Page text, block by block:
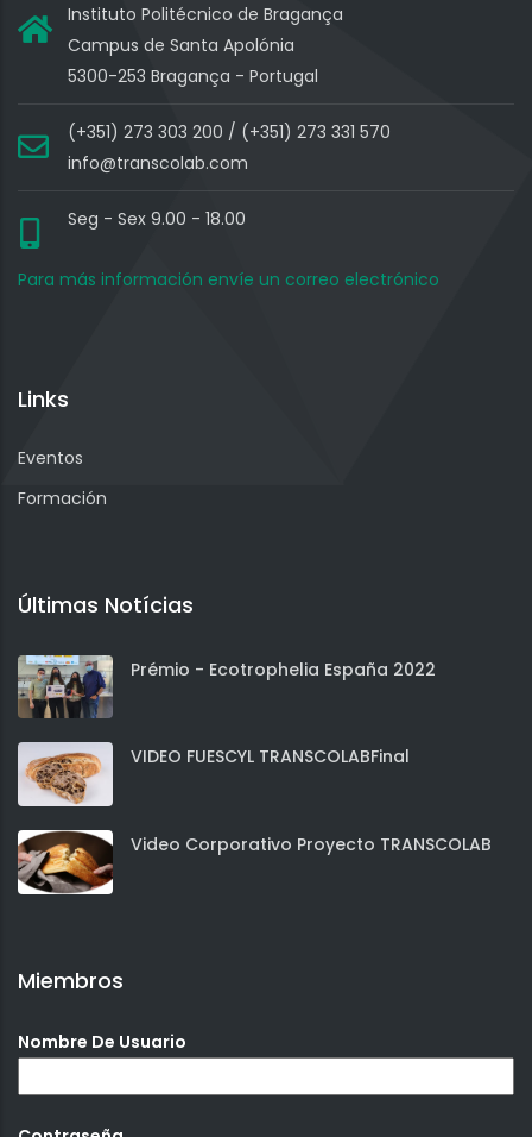
Instituto Politécnico de Bragança
Campus de Santa Apolónia
5300-253 Bragança - Portugal
(+351) 273 303 200 / (+351) 273 331 570
info@transcolab.com
Seg - Sex 9.00 - 18.00
Para más información envíe un correo electrónico
Links
Eventos
Formación
Últimas Notícias
Prémio - Ecotrophelia España 2022
VIDEO FUESCYL TRANSCOLABFinal
Video Corporativo Proyecto TRANSCOLAB
Miembros
Nombre De Usuario